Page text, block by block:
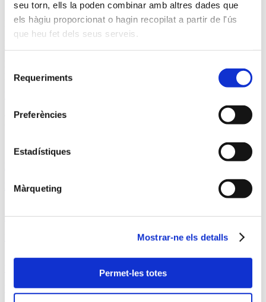
seu torn, ells la poden combinar amb altres dades que
els hàgiu proporcionat o hagin recopilat a partir de l'ús
que heu fet dels seus serveis.
Requeriments
Preferències
Estadístiques
Màrqueting
Mostrar-ne els detalls
Permet-les totes
Il·luminació de festes populars
populars
Proyectos destacados
Més de 50 anys il·luminant la capital
Barcelona
La ciutat comtal, il·luminada per Ximenez
Vigo i l’atractiu turístic dels llums de Nadal